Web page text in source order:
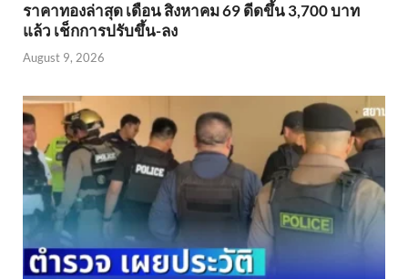
ราคาทองล่าสุด เดือน สิงหาคม 69 ดีดขึ้น 3,700 บาท
แล้ว เช็กการปรับขึ้น-ลง
August 9, 2026